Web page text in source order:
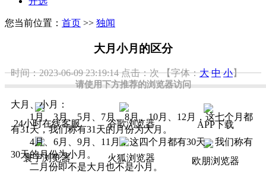
请使用下方推荐的浏览器访问
24小时在线客服 谷歌浏览器 APP下载
寰宇浏览器 火狐浏览器 欧朋浏览器
您当前位置： 首页 >> 独闻
大月小月的区分
时间：2023-06-09 23:19:14点击：次 【字体：大 中 小】
大月、小月：
1月、3月、5月、7月、8月、10月、12月，这七个月都
有31天，我们称有31天的月份为大月。
4月、6月、9月、11月，这四个月都有30天，我们称有
30天的月份为小月。
二月份即不是大月也不是小月。